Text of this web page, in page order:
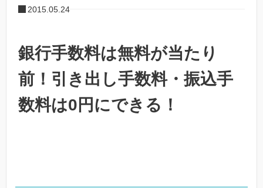
2015.05.24
銀行手数料は無料が当たり
前！引き出し手数料・振込手
数料は0円にできる！